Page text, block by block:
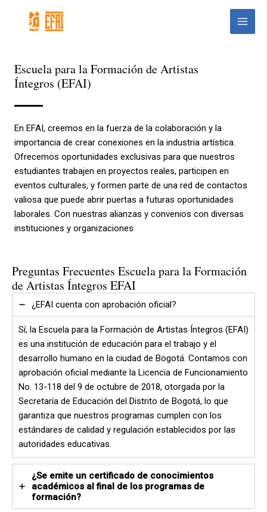
contenido
Main
Menu
Escuela para la Formación de Artistas
Íntegros (EFAI)
En EFAI, creemos en la fuerza de la colaboración y la
importancia de crear conexiones en la industria artística.
Ofrecemos oportunidades exclusivas para que nuestros
estudiantes trabajen en proyectos reales, participen en
eventos culturales, y formen parte de una red de contactos
valiosa que puede abrir puertas a futuras oportunidades
laborales. Con nuestras alianzas y convenios con diversas
instituciones y organizaciones
Preguntas Frecuentes Escuela para la Formación
de Artistas Íntegros EFAI
¿EFAI cuenta con aprobación oficial?
Sí, la Escuela para la Formación de Artistas Íntegros (EFAI)
es una institución de educación para el trabajo y el
desarrollo humano en la ciudad de Bogotá. Contamos con
aprobación oficial mediante la Licencia de Funcionamiento
No. 13-118 del 9 de octubre de 2018, otorgada por la
Secretaría de Educación del Distrito de Bogotá, lo que
garantiza que nuestros programas cumplen con los
estándares de calidad y regulación establecidos por las
autoridades educativas.
¿Se emite un certificado de conocimientos
académicos al final de los programas de
formación?